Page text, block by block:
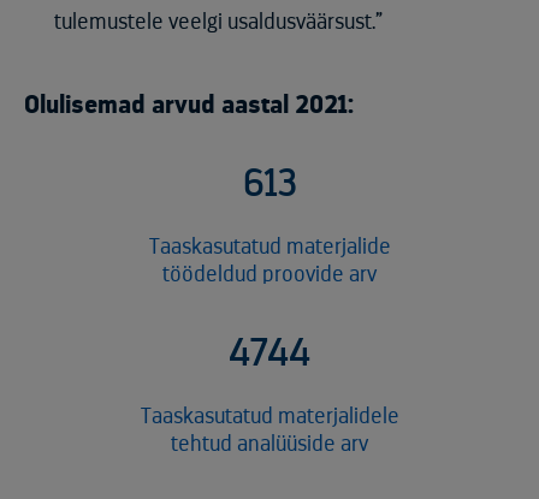
tulemustele veelgi usaldusväärsust.”
Olulisemad arvud aastal 2021:
613
Taaskasutatud materjalide
töödeldud proovide arv
4744
Taaskasutatud materjalidele
tehtud analüüside arv